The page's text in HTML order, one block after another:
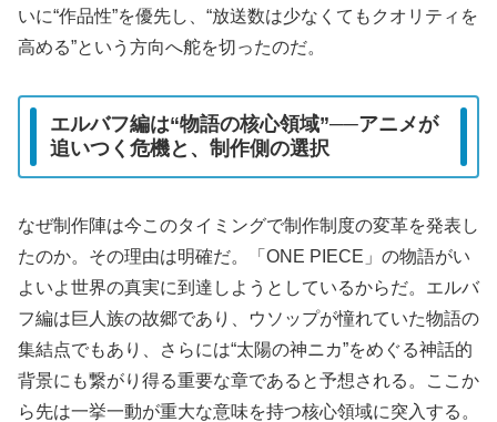
いに“作品性”を優先し、“放送数は少なくてもクオリティを
高める”という方向へ舵を切ったのだ。
エルバフ編は“物語の核心領域”──アニメが
追いつく危機と、制作側の選択
なぜ制作陣は今このタイミングで制作制度の変革を発表し
たのか。その理由は明確だ。「ONE PIECE」の物語がい
よいよ世界の真実に到達しようとしているからだ。エルバ
フ編は巨人族の故郷であり、ウソップが憧れていた物語の
集結点でもあり、さらには“太陽の神ニカ”をめぐる神話的
背景にも繋がり得る重要な章であると予想される。ここか
ら先は一挙一動が重大な意味を持つ核心領域に突入する。